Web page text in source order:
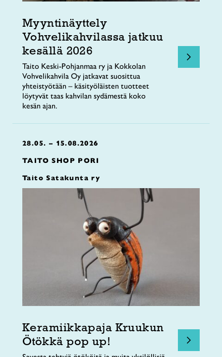
Myyntinäyttely
Vohvelikahvilassa jatkuu
kesällä 2026
Taito Keski-Pohjanmaa ry ja Kokkolan
Vohvelikahvila Oy jatkavat suosittua
yhteistyötään – käsityöläisten tuotteet
löytyvät taas kahvilan sydämestä koko
kesän ajan.
28.05. – 15.08.2026
TAITO SHOP PORI
Taito Satakunta ry
Keramiikkapaja Kruukun
Ötökkä pop up!